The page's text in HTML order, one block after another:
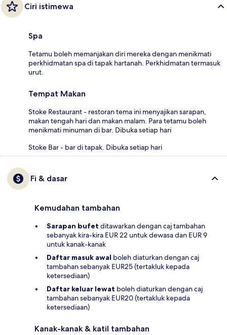
Ciri istimewa
Spa
Tetamu boleh memanjakan diri mereka dengan menikmati
perkhidmatan spa di tapak hartanah. Perkhidmatan termasuk
urut.
Tempat Makan
Stoke Restaurant - restoran tema ini menyajikan sarapan,
makan tengah hari dan makan malam. Para tetamu boleh
menikmati minuman di bar. Dibuka setiap hari
Stoke Bar - bar di tapak. Dibuka setiap hari
Fi & dasar
Kemudahan tambahan
Sarapan bufet ditawarkan dengan caj tambahan
sebanyak kira-kira EUR 22 untuk dewasa dan EUR 9
untuk kanak-kanak
Daftar masuk awal boleh diaturkan dengan caj
tambahan sebanyak EUR25 (tertakluk kepada
ketersediaan)
Daftar keluar lewat boleh diaturkan dengan caj
tambahan sebanyak EUR20 (tertakluk kepada
ketersediaan)
Kanak-kanak & katil tambahan